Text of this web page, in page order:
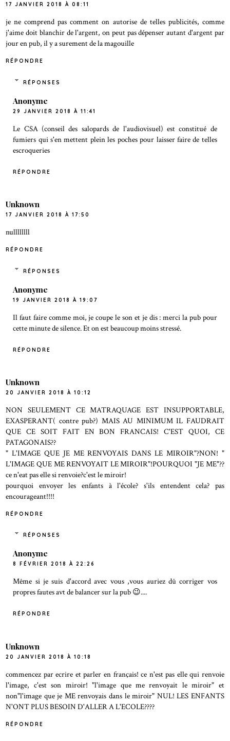
17 JANVIER 2018 À 08:11
je ne comprend pas comment on autorise de telles publicités, comme
j'aime doit blanchir de l'argent, on peut pas dépenser autant d'argent par
jour en pub, il y a surement de la magouille
RÉPONDRE
RÉPONSES
Anonyme
29 JANVIER 2018 À 11:41
Le CSA (conseil des salopards de l'audiovisuel) est constitué de
fumiers qui s'en mettent plein les poches pour laisser faire de telles
escroqueries
RÉPONDRE
Unknown
17 JANVIER 2018 À 17:50
nullllllll
RÉPONDRE
RÉPONSES
Anonyme
19 JANVIER 2018 À 19:07
Il faut faire comme moi, je coupe le son et je dis : merci la pub pour
cette minute de silence. Et on est beaucoup moins stressé.
RÉPONDRE
Unknown
20 JANVIER 2018 À 10:12
NON SEULEMENT CE MATRAQUAGE EST INSUPPORTABLE,
EXASPERANT( contre pub?) MAIS AU MINIMUM IL FAUDRAIT
QUE CE SOIT FAIT EN BON FRANCAIS! C'EST QUOI, CE
PATAGONAIS??
" L'IMAGE QUE JE ME RENVOYAIS DANS LE MIROIR"?NON! "
L'IMAGE QUE ME RENVOYAIT LE MIROIR"!POURQUOI "JE ME"??
ce n'eat pas elle si renvoie?c'est le miroir!
pourquoi envoyer les enfants à l'école? s'ils entendent cela? pas
encourageant!!!!
RÉPONDRE
RÉPONSES
Anonyme
8 FÉVRIER 2018 À 22:26
Même si je suis d'accord avec vous ,vous auriez dû corriger vos
propres fautes avt de balancer sur la pub 😉....
RÉPONDRE
Unknown
20 JANVIER 2018 À 10:18
commencez par ecrire et parler en français! ce n'est pas elle qui renvoie
l'image, c'est son miroir! "l'image que me renvoyait le miroir" et
non"l'image que je ME renvoyais dans le miroir" NUL! LES ENFANTS
N'ONT PLUS BESOIN D'ALLER A L'ECOLE????
RÉPONDRE